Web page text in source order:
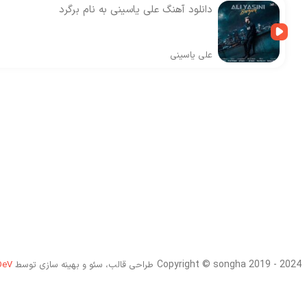
دانلود آهنگ علی یاسینی به نام برگرد
علی یاسینی
Copyright © songha 2019 - 2024 طراحی قالب، سئو و بهینه سازی توسط